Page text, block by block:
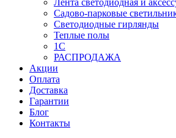
Лента светодиодная и
Садово-парковые
Светодиодные гирлянды
Теплые полы
1С
РАСПРОДАЖА
Акции
Оплата
Доставка
Гарантии
Блог
Контакты